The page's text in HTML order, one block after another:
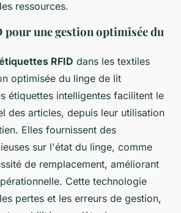
ressources.
pour une gestion optimisée du
RFID dans les textiles
optimisée du linge de lit
étiquettes intelligentes facilitent le
des articles, depuis leur utilisation
Elles fournissent des
sur l'état du linge, comme
de remplacement, améliorant
Cette technologie
pertes et les erreurs de gestion,